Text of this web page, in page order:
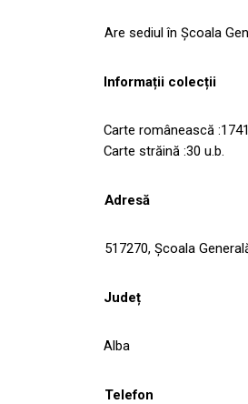
Are sediul în Şcoala
Informații colecții
Carte românească
Carte străină :30 u.b.
Adresă
517270, Şcoala
Județ
Alba
Telefon